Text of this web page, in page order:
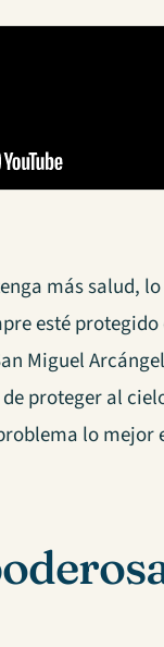
más salud,
esté
Miguel
proteger al
lo mejor